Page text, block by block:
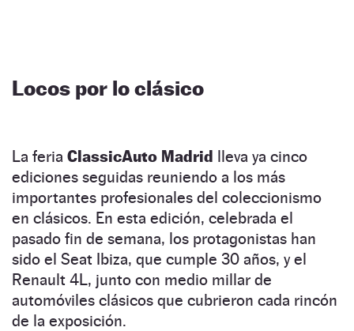
Locos por lo clásico
La feria ClassicAuto Madrid lleva ya cinco
ediciones seguidas reuniendo a los más
importantes profesionales del coleccionismo
en clásicos. En esta edición, celebrada el
pasado fin de semana, los protagonistas han
sido el Seat Ibiza, que cumple 30 años, y el
Renault 4L, junto con medio millar de
automóviles clásicos que cubrieron cada rincón
de la exposición.